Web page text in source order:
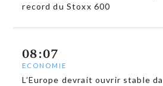
record du Stoxx 600
08:07
ECONOMIE
L’Europe devrait ouvrir stable